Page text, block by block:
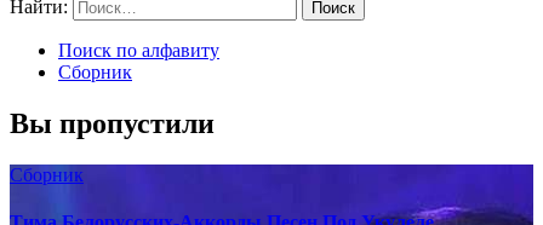
Найти:
Поиск по алфавиту
Сборник
Вы пропустили
Сборник